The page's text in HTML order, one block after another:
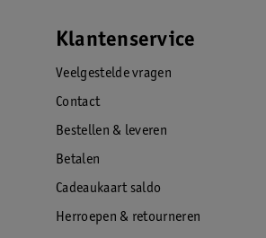
Klantenservice
Veelgestelde vragen
Contact
Bestellen & leveren
Betalen
Cadeaukaart saldo
Herroepen & retourneren